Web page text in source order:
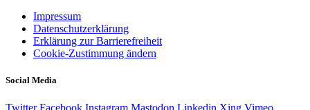
Impressum
Datenschutzerklärung
Erklärung zur Barrierefreiheit
Cookie-Zustimmung ändern
Social Media
Twitter Facebook Instagram Mastodon Linkedin Xing Vimeo